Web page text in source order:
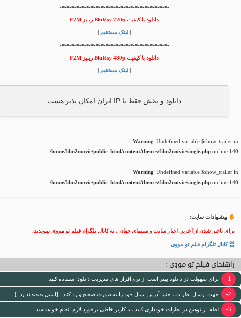
-=-=-=-=-=-=-=-=-=-=-=-=-=-=-=-=-=-=-=-=-=-=-
دانلود با کیفیت BluRay 720p ریلیز F2M
| لینک مستقیم |
-=-=-=-=-=-=-=-=-=-=-=-=-=-=-=-=-=-=-=-=-=-=-
دانلود با کیفیت BluRay 480p ریلیز F2M
| لینک مستقیم |
دانلود و پخش فقط با IP ایران امکان پذیر هست
Warning: Undefined variable $show_trailer in
/home/film2movie/public_html/content/themes/film2movie/single.php on line 140
Warning: Undefined variable $show_trailer in
/home/film2movie/public_html/content/themes/film2movie/single.php on line 140
پیشنهادات سایت:
برای باخبر شدن از آخرین اخبار سایت و سینمای جهان ، به کانال تلگرام فیلم تو مووی بپیوندید.
کانال تلگرام فیلم تو مووی
راهنمای فیلم تو مووی :
1- برای سهولت در دانلود بهتر است از نرم افزار های مدیریت دانلود استفاده کنید
2- جهت ارسال نظرات ، حتما آدرس ایمیل خود را به صورت صحیح وارد کنید . [ایمیل www ندارد .]
3- لطفا از توهین در نظرات خودداری کنید ، با کاربر خاطی برخورد لازم انجام خواهد شد .